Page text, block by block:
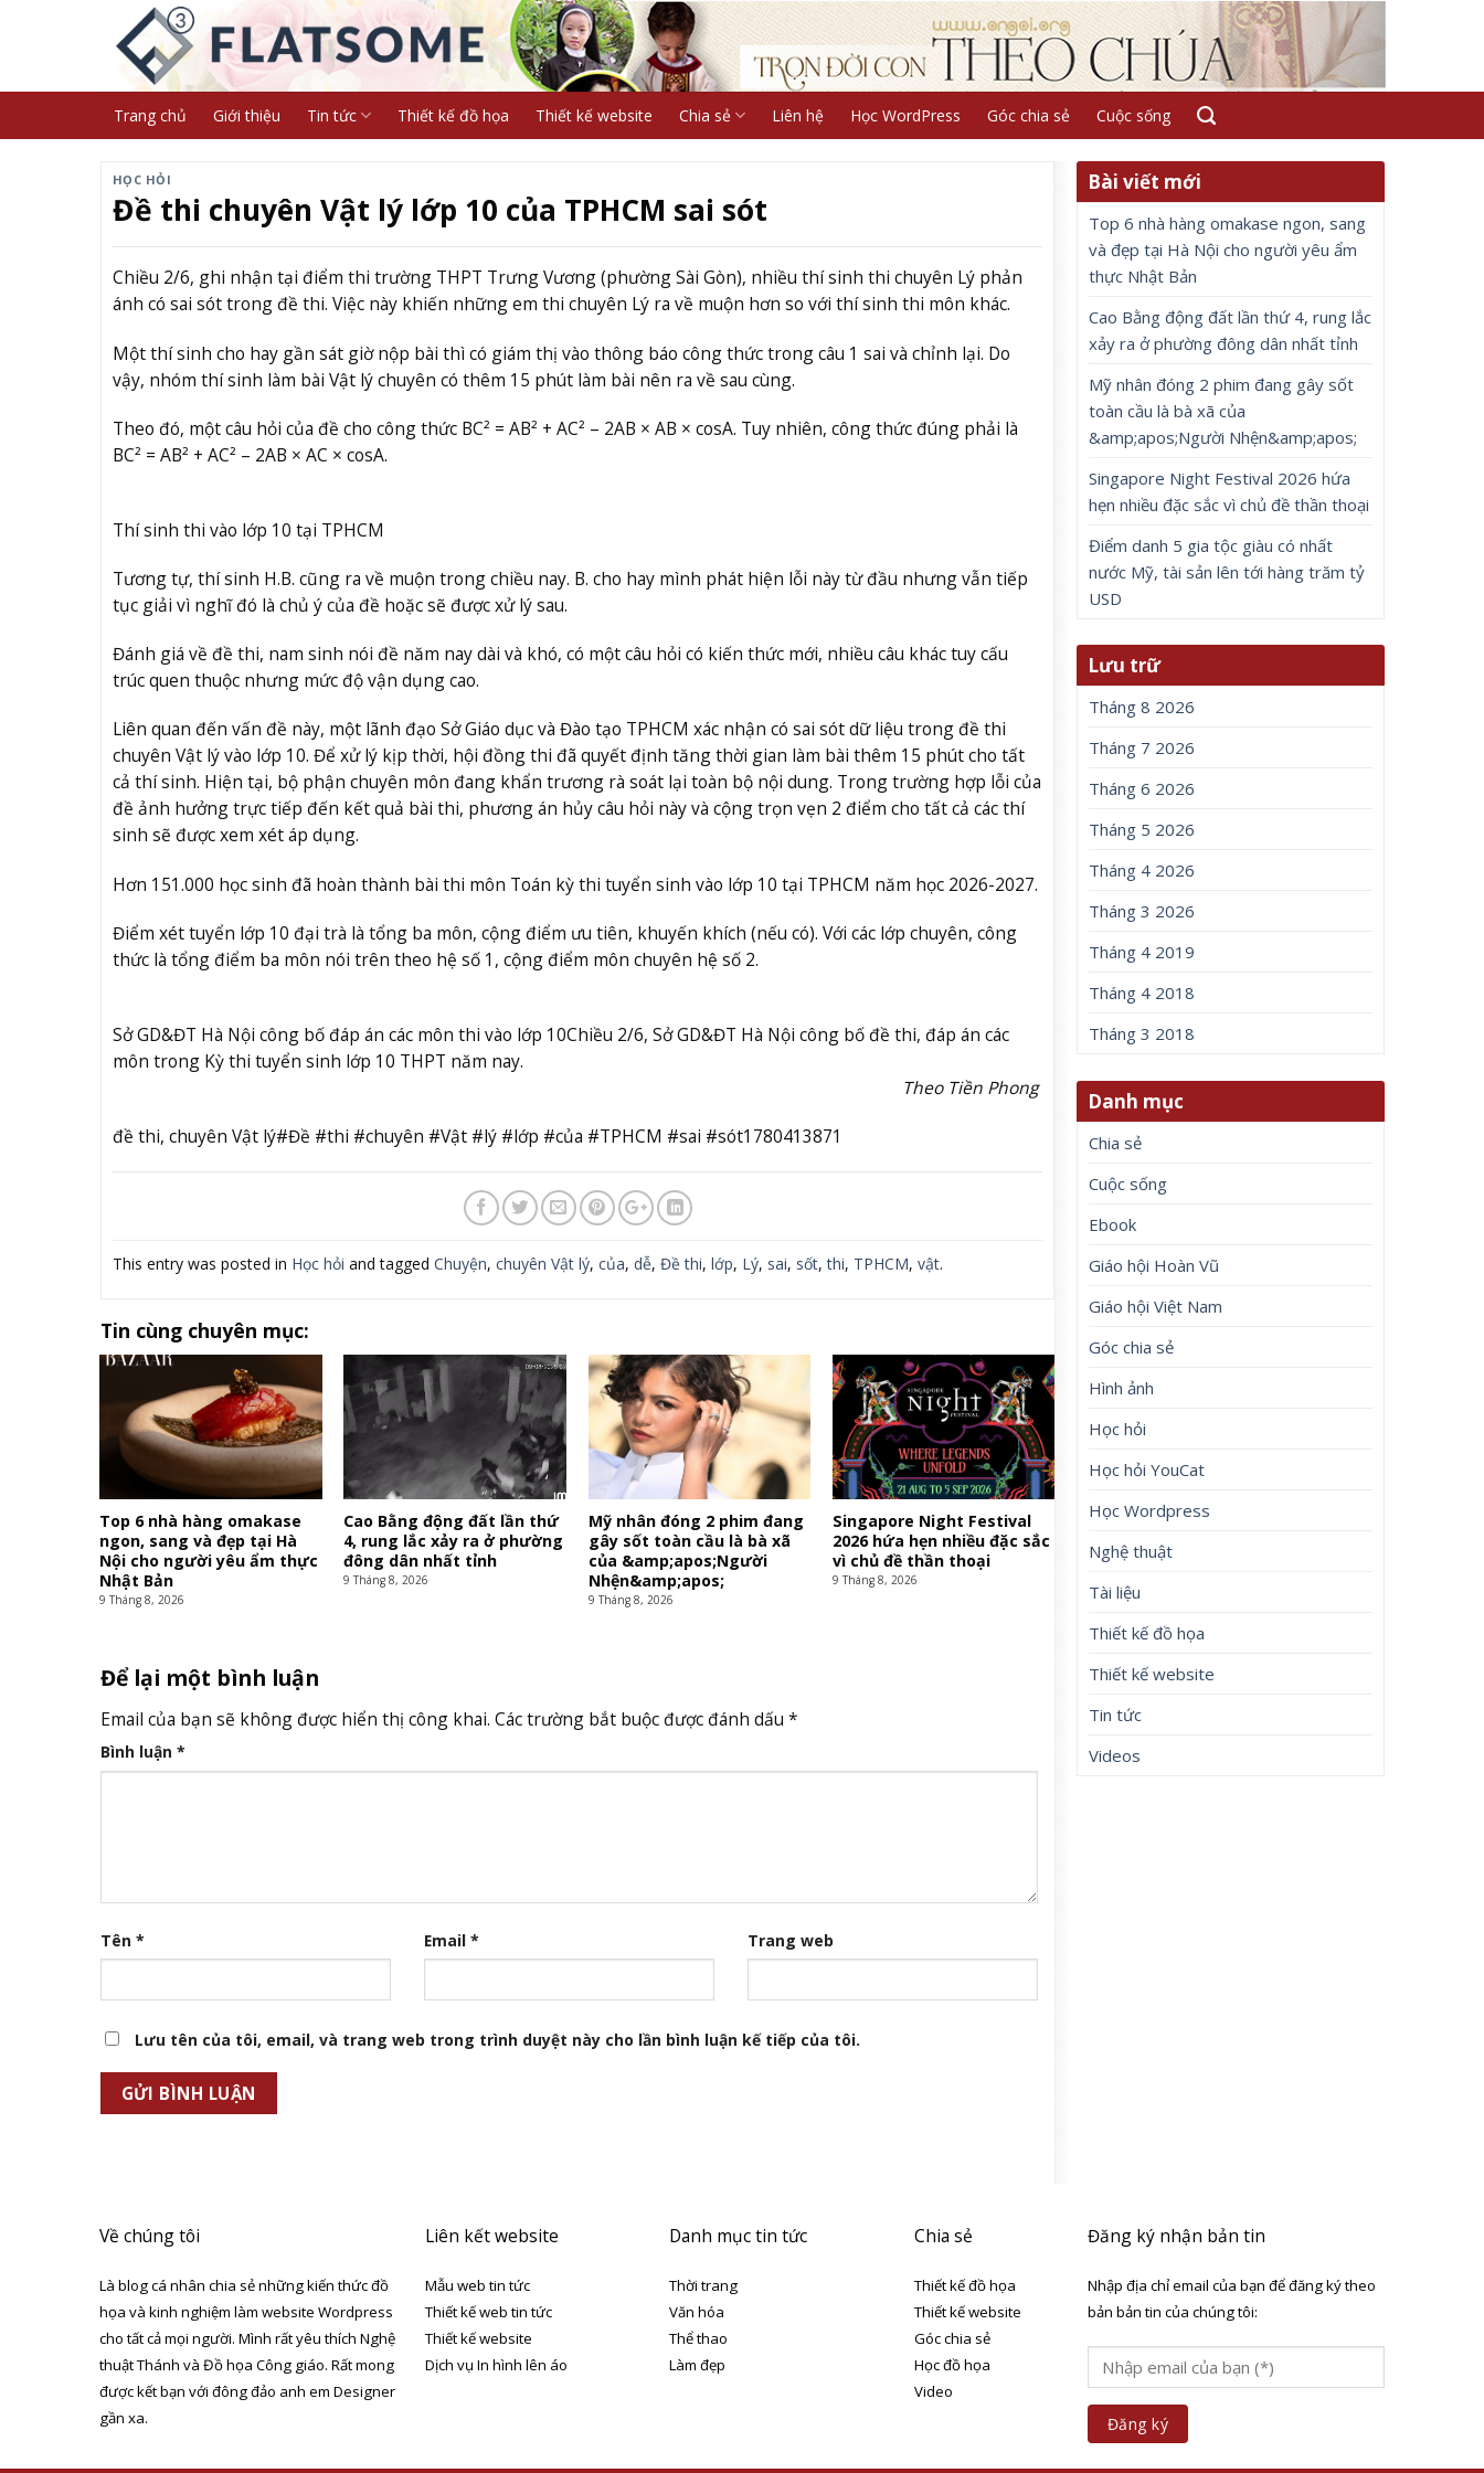
Trang chủ Giới thiệu Tin tức Thiết kế đồ họa Thiết kế website Chia sẻ Liên hệ Học WordPress Góc chia sẻ Cuộc sống
HỌC HỎI
Đề thi chuyên Vật lý lớp 10 của TPHCM sai sót
Chiều 2/6, ghi nhận tại điểm thi trường THPT Trưng Vương (phường Sài Gòn), nhiều thí sinh thi chuyên Lý phản
ánh có sai sót trong đề thi. Việc này khiến những em thi chuyên Lý ra về muộn hơn so với thí sinh thi môn khác.
Một thí sinh cho hay gần sát giờ nộp bài thì có giám thị vào thông báo công thức trong câu 1 sai và chỉnh lại. Do
vậy, nhóm thí sinh làm bài Vật lý chuyên có thêm 15 phút làm bài nên ra về sau cùng.
Theo đó, một câu hỏi của đề cho công thức BC² = AB² + AC² – 2AB × AB × cosA. Tuy nhiên, công thức đúng phải là
BC² = AB² + AC² – 2AB × AC × cosA.
Thí sinh thi vào lớp 10 tại TPHCM
Tương tự, thí sinh H.B. cũng ra về muộn trong chiều nay. B. cho hay mình phát hiện lỗi này từ đầu nhưng vẫn tiếp
tục giải vì nghĩ đó là chủ ý của đề hoặc sẽ được xử lý sau.
Đánh giá về đề thi, nam sinh nói đề năm nay dài và khó, có một câu hỏi có kiến thức mới, nhiều câu khác tuy cấu
trúc quen thuộc nhưng mức độ vận dụng cao.
Liên quan đến vấn đề này, một lãnh đạo Sở Giáo dục và Đào tạo TPHCM xác nhận có sai sót dữ liệu trong đề thi
chuyên Vật lý vào lớp 10. Để xử lý kịp thời, hội đồng thi đã quyết định tăng thời gian làm bài thêm 15 phút cho tất
cả thí sinh. Hiện tại, bộ phận chuyên môn đang khẩn trương rà soát lại toàn bộ nội dung. Trong trường hợp lỗi của
đề ảnh hưởng trực tiếp đến kết quả bài thi, phương án hủy câu hỏi này và cộng trọn vẹn 2 điểm cho tất cả các thí
sinh sẽ được xem xét áp dụng.
Hơn 151.000 học sinh đã hoàn thành bài thi môn Toán kỳ thi tuyển sinh vào lớp 10 tại TPHCM năm học 2026-2027.
Điểm xét tuyển lớp 10 đại trà là tổng ba môn, cộng điểm ưu tiên, khuyến khích (nếu có). Với các lớp chuyên, công
thức là tổng điểm ba môn nói trên theo hệ số 1, cộng điểm môn chuyên hệ số 2.
Sở GD&ĐT Hà Nội công bố đáp án các môn thi vào lớp 10Chiều 2/6, Sở GD&ĐT Hà Nội công bố đề thi, đáp án các
môn trong Kỳ thi tuyển sinh lớp 10 THPT năm nay.
Theo Tiền Phong
đề thi, chuyên Vật lý#Đề #thi #chuyên #Vật #lý #lớp #của #TPHCM #sai #sót1780413871
This entry was posted in Học hỏi and tagged Chuyện, chuyên Vật lý, của, dễ, Đề thi, lớp, Lý, sai, sốt,thi, TPHCM, vật.
Tin cùng chuyên mục:
Top 6 nhà hàng omakase
ngon, sang và đẹp tại Hà
Nội cho người yêu ẩm thực
Nhật Bản
9 Tháng 8, 2026
Cao Bằng động đất lần thứ
4, rung lắc xảy ra ở phường
đông dân nhất tỉnh
9 Tháng 8, 2026
Mỹ nhân đóng 2 phim đang
gây sốt toàn cầu là bà xã
của &amp;apos;Người
Nhện&amp;apos;
9 Tháng 8, 2026
Singapore Night Festival
2026 hứa hẹn nhiều đặc sắc
vì chủ đề thần thoại
9 Tháng 8, 2026
Để lại một bình luận
Email của bạn sẽ không được hiển thị công khai. Các trường bắt buộc được đánh dấu *
Bình luận *
Tên * Email * Trang web
Lưu tên của tôi, email, và trang web trong trình duyệt này cho lần bình luận kế tiếp của tôi.
Bài viết mới
Top 6 nhà hàng omakase ngon, sang
và đẹp tại Hà Nội cho người yêu ẩm
thực Nhật Bản
Cao Bằng động đất lần thứ 4, rung lắc
xảy ra ở phường đông dân nhất tỉnh
Mỹ nhân đóng 2 phim đang gây sốt
toàn cầu là bà xã của
&amp;apos;Người Nhện&amp;apos;
Singapore Night Festival 2026 hứa
hẹn nhiều đặc sắc vì chủ đề thần thoại
Điểm danh 5 gia tộc giàu có nhất
nước Mỹ, tài sản lên tới hàng trăm tỷ
USD
Lưu trữ
Tháng 8 2026
Tháng 7 2026
Tháng 6 2026
Tháng 5 2026
Tháng 4 2026
Tháng 3 2026
Tháng 4 2019
Tháng 4 2018
Tháng 3 2018
Danh mục
Chia sẻ
Cuộc sống
Ebook
Giáo hội Hoàn Vũ
Giáo hội Việt Nam
Góc chia sẻ
Hình ảnh
Học hỏi
Học hỏi YouCat
Học Wordpress
Nghệ thuật
Tài liệu
Thiết kế đồ họa
Thiết kế website
Tin tức
Videos
Về chúng tôi
Là blog cá nhân chia sẻ những kiến thức đồ
họa và kinh nghiệm làm website Wordpress
cho tất cả mọi người. Mình rất yêu thích Nghệ
thuật Thánh và Đồ họa Công giáo. Rất mong
được kết bạn với đông đảo anh em Designer
gần xa.
Liên kết website
Mẫu web tin tức
Thiết kế web tin tức
Thiết kế website
Dịch vụ In hình lên áo
Danh mục tin tức
Thời trang
Văn hóa
Thể thao
Làm đẹp
Chia sẻ
Thiết kế đồ họa
Thiết kế website
Góc chia sẻ
Học đồ họa
Video
Đăng ký nhận bản tin
Nhập địa chỉ email của bạn để đăng ký theo
bản bản tin của chúng tôi: